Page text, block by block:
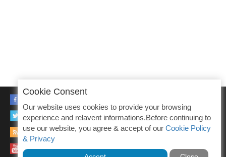
TWITTER
RSS
YOUTUBE
Cookie Consent
Our website uses cookies to provide your browsing
experience and relavent informations.Before continuing to
use our website, you agree & accept of our Cookie Policy
& Privacy